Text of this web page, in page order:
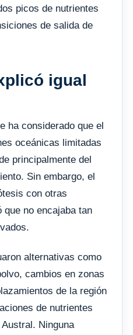
picos de nutrientes
de salida de
igual
ha considerado que el
oceánicas limitadas
principalmente del
Sin embargo, el
con otras
no encajaba tan
alternativas como
cambios en zonas
de la región
de nutrientes
Ninguna